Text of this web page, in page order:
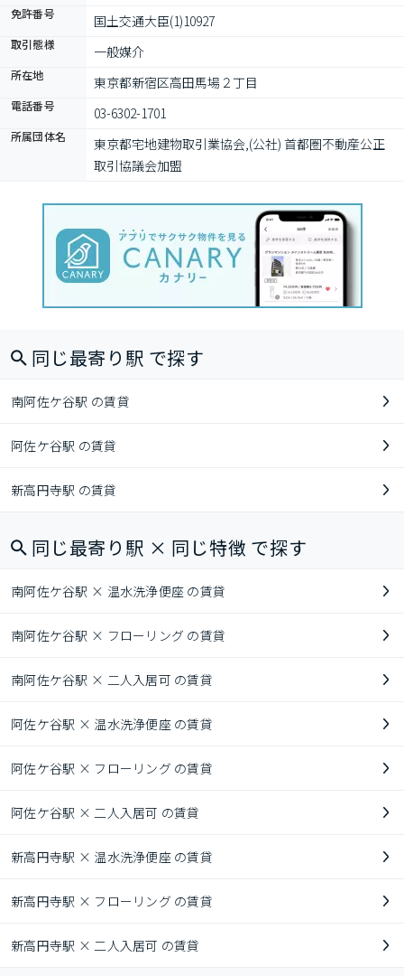
免許番号 国土交通大臣(1)10927
取引態様 一般媒介
所在地 東京都新宿区高田馬場２丁目
電話番号 03-6302-1701
所属団体名
東京都宅地建物取引業協会,(公社) 首都圏不動産公正
取引協議会加盟
同じ最寄り駅 で探す
南阿佐ケ谷駅 の賃貸
阿佐ケ谷駅 の賃貸
新高円寺駅 の賃貸
同じ最寄り駅 × 同じ特徴 で探す
南阿佐ケ谷駅 × 温水洗浄便座 の賃貸
南阿佐ケ谷駅 × フローリング の賃貸
南阿佐ケ谷駅 × 二人入居可 の賃貸
阿佐ケ谷駅 × 温水洗浄便座 の賃貸
阿佐ケ谷駅 × フローリング の賃貸
阿佐ケ谷駅 × 二人入居可 の賃貸
新高円寺駅 × 温水洗浄便座 の賃貸
新高円寺駅 × フローリング の賃貸
新高円寺駅 × 二人入居可 の賃貸